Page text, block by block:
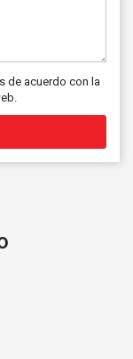
de acuerdo con la